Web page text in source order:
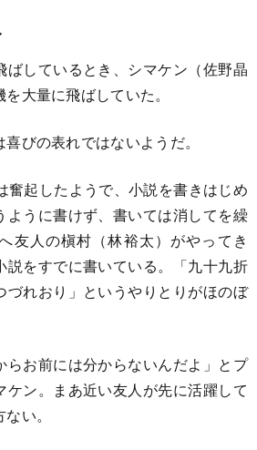
しているとき、シマケン（佐野晶
大量に飛ばしていた。
びの表れではないようだ。
起したようで、小説を書きはじめ
ように書けず、書いては消してを繰
友人の槇村（林裕太）がやってき
説をすでに書いている。「九十九折
づれおり」というやりとりがほのぼ
らお前には分からないんだよ」とプ
ケン。まあ近い友人が先に活躍して
い。